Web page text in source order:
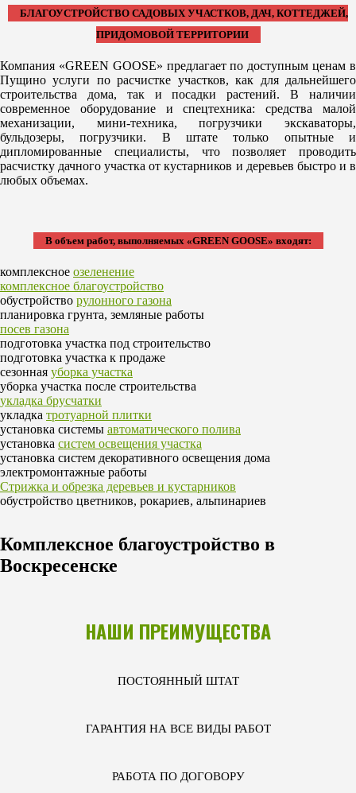
БЛАГОУСТРОЙСТВО САДОВЫХ УЧАСТКОВ, ДАЧ, КОТТЕДЖЕЙ,
ПРИДОМОВОЙ ТЕРРИТОРИИ
Компания «GREEN GOOSE» предлагает по доступным ценам в
Пущино услуги по расчистке участков, как для дальнейшего
строительства дома, так и посадки растений. В наличии
современное оборудование и спецтехника: средства малой
механизации, мини-техника, погрузчики экскаваторы,
бульдозеры, погрузчики. В штате только опытные и
дипломированные специалисты, что позволяет проводить
расчистку дачного участка от кустарников и деревьев быстро и в
любых объемах.
В объем работ, выполняемых «GREEN GOOSE» входят:
комплексное озеленение
комплексное благоустройство
обустройство рулонного газона
планировка грунта, земляные работы
посев газона
подготовка участка под строительство
подготовка участка к продаже
сезонная уборка участка
уборка участка после строительства
укладка брусчатки
укладка тротуарной плитки
установка системы автоматического полива
установка систем освещения участка
установка систем декоративного освещения дома
электромонтажные работы
Стрижка и обрезка деревьев и кустарников
обустройство цветников, рокариев, альпинариев
Комплексное благоустройство в
Воскресенске
НАШИ ПРЕИМУЩЕСТВА
ПОСТОЯННЫЙ ШТАТ
ГАРАНТИЯ НА ВСЕ ВИДЫ РАБОТ
РАБОТА ПО ДОГОВОРУ